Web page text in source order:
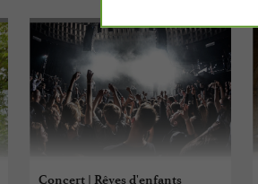
Concert | Rêves d'enfants